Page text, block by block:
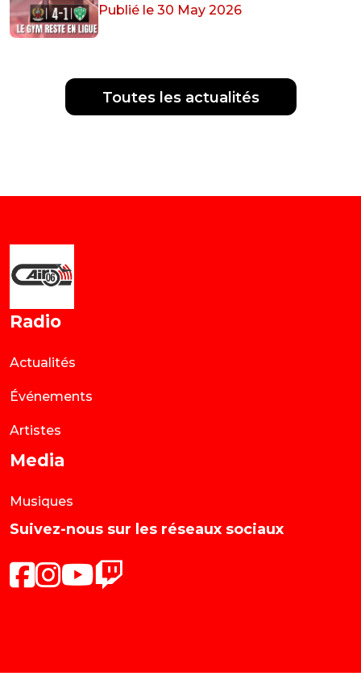
Publié le 30 May 2026
Toutes les actualités
Radio
Actualités
Événements
Artistes
Media
Musiques
Suivez-nous sur les réseaux sociaux